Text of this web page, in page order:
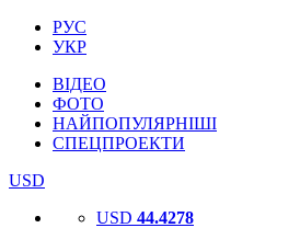
РУС
УКР
ВІДЕО
ФОТО
НАЙПОПУЛЯРНІШІ
СПЕЦПРОЕКТИ
USD
USD 44.4278